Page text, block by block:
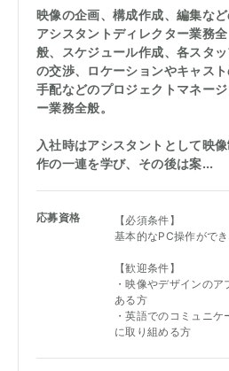
映像の企画、構成作成、編集な
アシスタントディレクター業務全
般、スケジュール作成、各スタッ
の交渉、ロケーションやキャス
手配などのプロジェクトマネージ
ー業務全般。
入社時はアシスタントとして映
作の一連を学び、その後は案...
応募資格
【必須条件】
基本的なPC操作がで
【歓迎条件】
・映像やデザインの
ある方
・英語でのコミュニ
に取り組める方